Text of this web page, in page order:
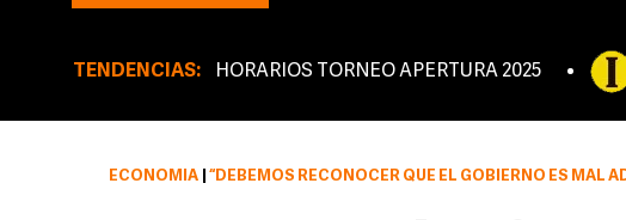
TENDENCIAS: HORARIOS TORNEO APERTURA 2025
ECONOMÍA “DEBEMOS RECONOCER QUE EL GOBIERNO ES MAL